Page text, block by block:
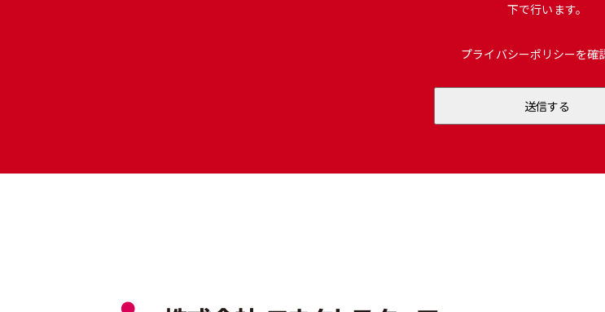
下で行います。
プライバシーポリシーを確